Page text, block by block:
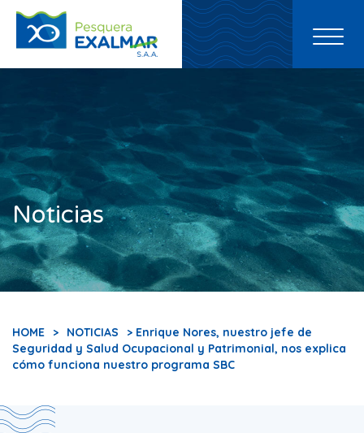
Toggle
Noticias
HOME > NOTICIAS
> Enrique Nores, nuestro jefe de
Seguridad y Salud Ocupacional y Patrimonial, nos explica
cómo funciona nuestro programa SBC